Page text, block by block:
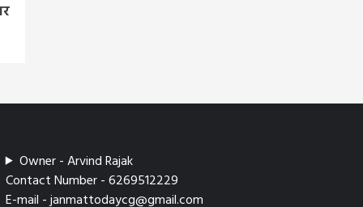
Owner - Arvind Rajak
Contact Number - 6269512229
E-mail - janmattodaycg@gmail.com